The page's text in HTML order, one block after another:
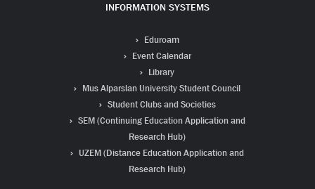
INFORMATION SYSTEMS
Eduroam
Event Calendar
Library
Mus Alparslan University Student Council
Student Clubs and Societies
SEM (Continuing Education Application and
Research Hub)
UZEM (Distance Education Application and
Research Hub)